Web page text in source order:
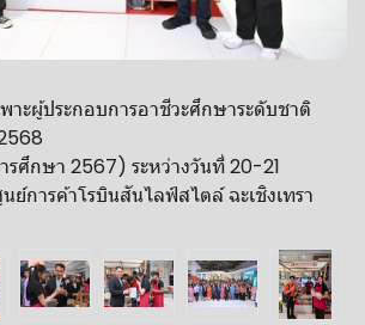
าะผู้ประกอบการอาชีวะศึกษาระดับชาติ
รศึกษา 2567) ระหว่างวันที่ 20-21
การค้าโรบินสันไลฟ์สไตล์ ฉะเชิงเทรา